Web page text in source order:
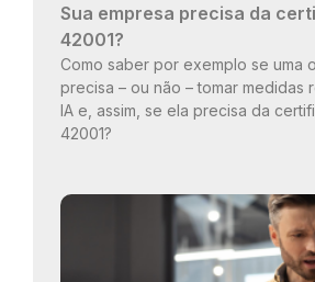
Sua empresa precisa da
42001?
Como saber por exemplo se uma
precisa – ou não – tomar medidas
IA e, assim, se ela precisa da
42001?